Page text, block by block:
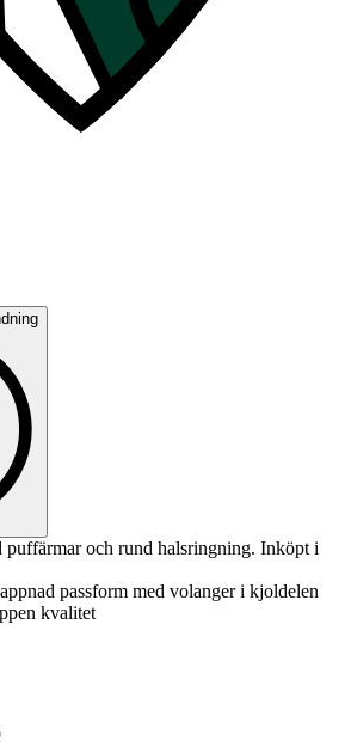
och rund halsringning. Inköpt i
passform med volanger i kjoldelen
kvalitet